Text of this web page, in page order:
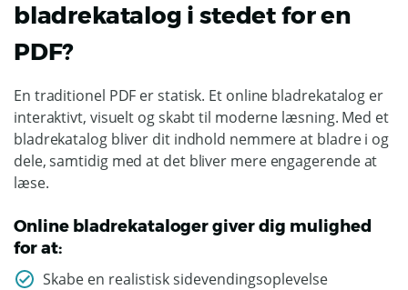
bladrekatalog i stedet for en
PDF?
En traditionel PDF er statisk. Et online bladrekatalog er
interaktivt, visuelt og skabt til moderne læsning. Med et
bladrekatalog bliver dit indhold nemmere at bladre i og
dele, samtidig med at det bliver mere engagerende at
læse.
Online bladrekataloger giver dig mulighed
for at:
Skabe en realistisk sidevendingsoplevelse